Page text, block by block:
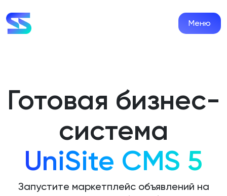
Меню
Готовая бизнес-
система
UniSite CMS 5
Запустите маркетплейс объявлений на